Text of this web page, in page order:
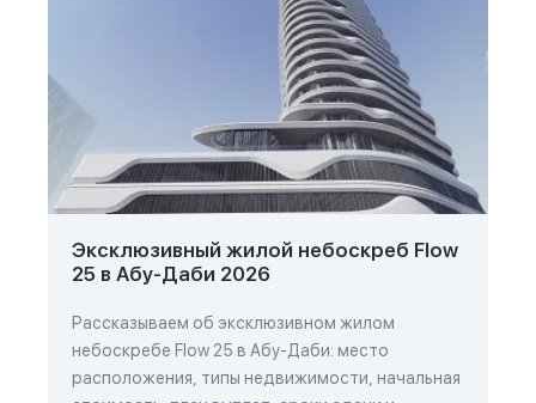
Эксклюзивный жилой небоскреб Flow
25 в Абу-Даби 2026
Рассказываем об эксклюзивном жилом
небоскребе Flow 25 в Абу-Даби: место
расположения, типы недвижимости, начальная